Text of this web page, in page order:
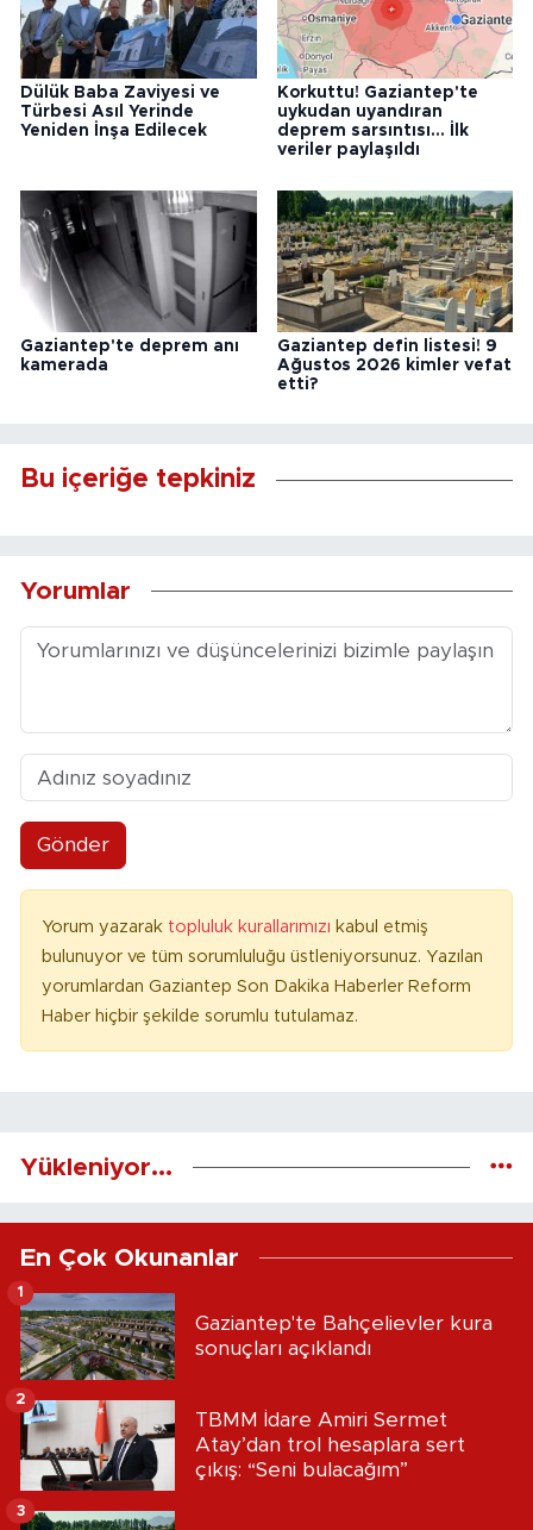
Dülük Baba Zaviyesi ve
Türbesi Asıl Yerinde
Yeniden İnşa Edilecek
Korkuttu! Gaziantep'te
uykudan uyandıran
deprem sarsıntısı... İlk
veriler paylaşıldı
Gaziantep'te deprem anı
kamerada
Gaziantep defin listesi! 9
Ağustos 2026 kimler vefat
etti?
Bu içeriğe tepkiniz
Yorumlar
Gönder
Yorum yazarak topluluk kurallarımızı kabul etmiş
bulunuyor ve tüm sorumluluğu üstleniyorsunuz. Yazılan
yorumlardan Gaziantep Son Dakika Haberler Reform
Haber hiçbir şekilde sorumlu tutulamaz.
Yükleniyor...
En Çok Okunanlar
Gaziantep'te Bahçelievler kura
sonuçları açıklandı
1
TBMM İdare Amiri Sermet
Atay’dan trol hesaplara sert
çıkış: “Seni bulacağım”
2
3